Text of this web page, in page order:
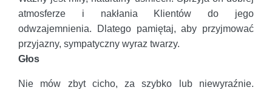
atmosferze i nakłania Klientów do jego
odwzajemnienia. Dlatego pamiętaj, aby przyjmować
przyjazny, sympatyczny wyraz twarzy.
Głos
Nie mów zbyt cicho, za szybko lub niewyraźnie.